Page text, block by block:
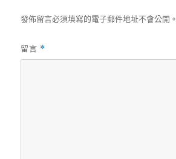
發佈留言必須填寫的電子郵件地址不會公開。
留言 *